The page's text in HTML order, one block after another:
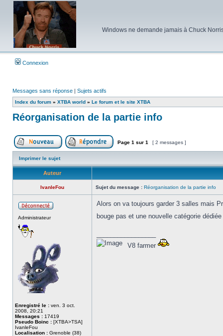
Windows ne demande jamais à Chuck
Connexion
Messages sans réponse | Sujets actifs
Index du forum » XTBA world » Le forum et le site XTBA
Réorganisation de la partie info
Poster un nouveau sujetRépondre au sujet
Page 1 sur 1 [ 2 messages ]
Imprimer le sujet
Auteur
IvanleFou Sujet du message : Réorganisation de la partie info
Administrateur
Enregistré le : ven. 3 oct.
2008, 20:21
Messages : 17419
Pseudo Boinc : [XTBA>TSA]
IvanleFou
Localisation : Grenoble (38)
Alors on va toujours garder 3 salles mais
bouge pas et une nouvelle catégorie
V8 farmer